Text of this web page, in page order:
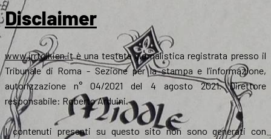
Disclaimer
www.jrrtolkien.itè una testata giornalistica registrata presso il
Tribunale di Roma - Sezione per la stampa e l’informazione,
autorizzazione n° 04/2021 del 4 agosto 2021. Direttore
responsabile: Roberto Arduini.
I contenuti presenti su questo sito non sono generati con